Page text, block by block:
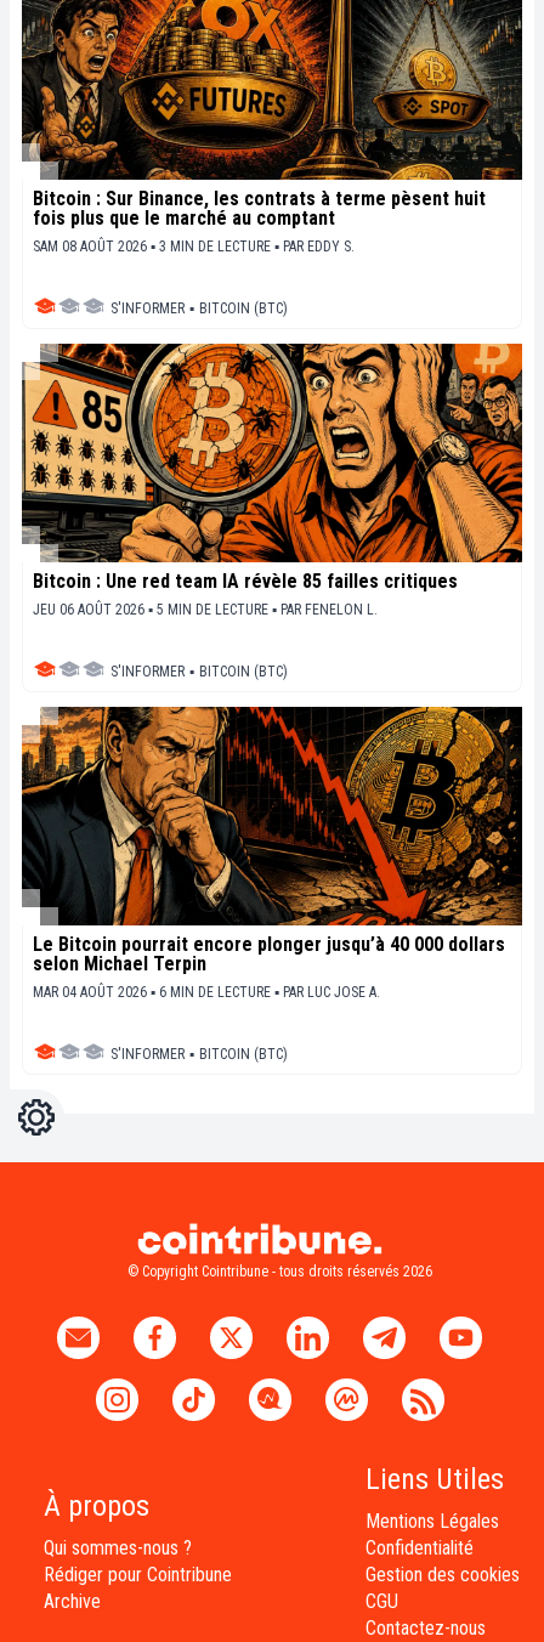
Bitcoin : Sur Binance, les contrats à terme pèsent huit
fois plus que le marché au comptant
SAM 08 AOÛT 2026 ▪ 3 MIN DE LECTURE ▪ PAR EDDY S.
S'INFORMER ▪ BITCOIN (BTC)
Bitcoin : Une red team IA révèle 85 failles critiques
JEU 06 AOÛT 2026 ▪ 5 MIN DE LECTURE ▪ PAR FENELON L.
S'INFORMER ▪ BITCOIN (BTC)
Le Bitcoin pourrait encore plonger jusqu’à 40 000 dollars
selon Michael Terpin
MAR 04 AOÛT 2026 ▪ 6 MIN DE LECTURE ▪ PAR LUC JOSE A.
S'INFORMER ▪ BITCOIN (BTC)
Réglages
© Copyright Cointribune - tous droits réservés 2026
À propos
Qui sommes-nous ?
Rédiger pour Cointribune
Archive
Liens Utiles
Mentions Légales
Confidentialité
Gestion des cookies
CGU
Contactez-nous